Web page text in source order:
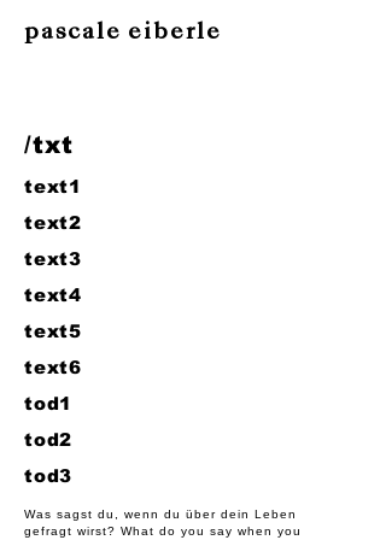
pascale eiberle
/txt
text1
text2
text3
text4
text5
text6
tod1
tod2
tod3
Was sagst du, wenn du über dein Leben
gefragt wirst? What do you say when you